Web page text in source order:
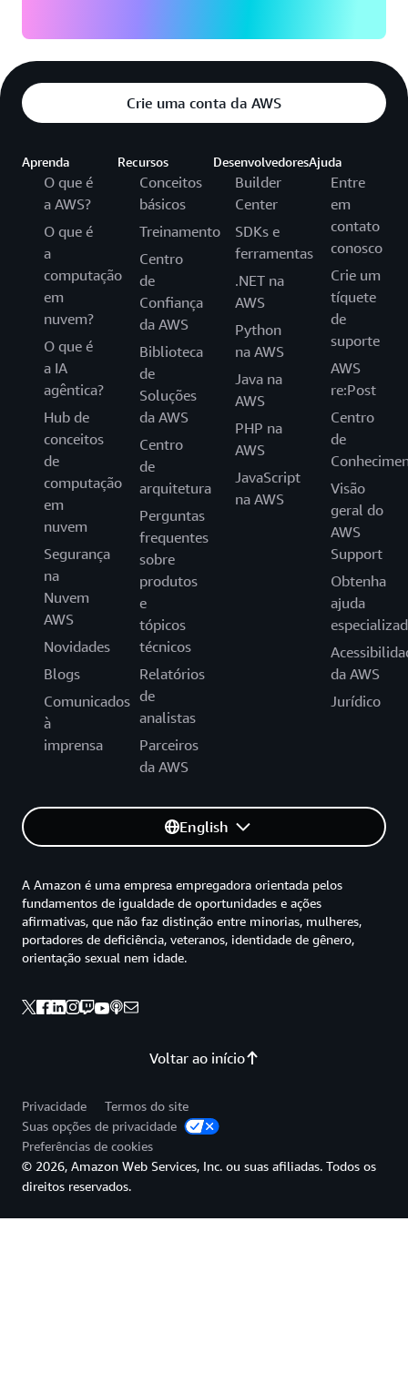
Crie uma conta da AWS
Aprenda
O que é
a AWS?
O que é
a
computação
em
nuvem?
O que é
a IA
agêntica?
Hub de
conceitos
de
computação
em
nuvem
Segurança
na
Nuvem
AWS
Novidades
Blogs
Comunicados
à
imprensa
Recursos
Conceitos
básicos
Treinamento
Centro
de
Confiança
da AWS
Biblioteca
de
Soluções
da AWS
Centro
de
arquitetura
Perguntas
frequentes
sobre
produtos
e
tópicos
técnicos
Relatórios
de
analistas
Parceiros
da AWS
Desenvolvedores
Builder
Center
SDKs e
ferramentas
.NET na
AWS
Python
na AWS
Java na
AWS
PHP na
AWS
JavaScript
na AWS
Ajuda
Entre
em
contato
conosco
Crie um
tíquete
de
suporte
AWS
re:Post
Centro
de
Visão
geral do
AWS
Support
Obtenha
ajuda
da AWS
Jurídico
English
Voltar ao início
A Amazon é uma empresa empregadora orientada pelos
fundamentos de igualdade de oportunidades e ações
afirmativas, que não faz distinção entre minorias, mulheres,
portadores de deficiência, veteranos, identidade de gênero,
orientação sexual nem idade.
Privacidade
Termos do site
Suas opções de privacidade
Preferências de cookies
© 2026, Amazon Web Services, Inc. ou suas afiliadas. Todos os
direitos reservados.